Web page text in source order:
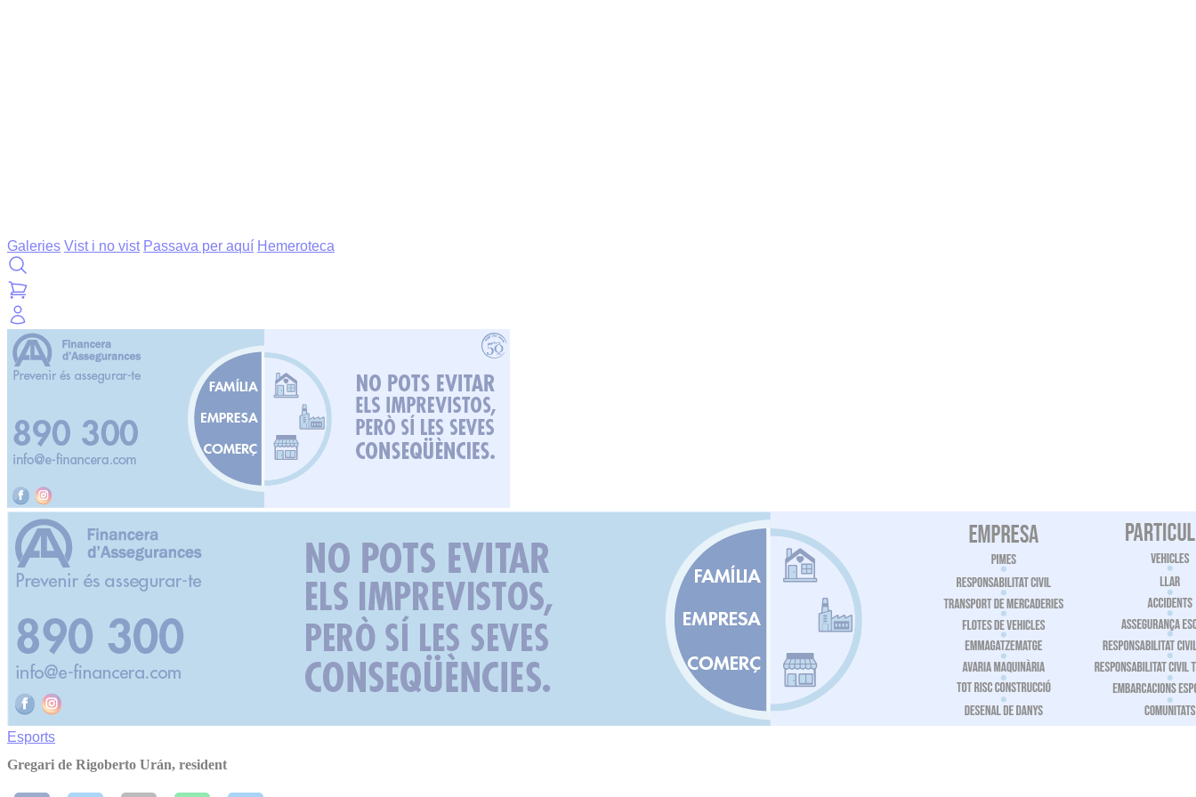
Galeries Vist i no vist Passava per aquí Hemeroteca
Esports
Gregari de Rigoberto Urán, resident